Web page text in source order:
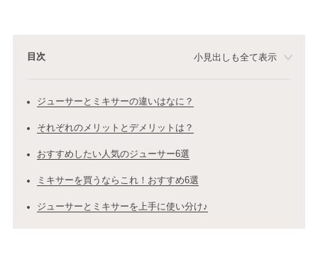
目次 小見出しも全て表示
ジューサーとミキサーの違いはなに？
それぞれのメリットとデメリットは？
おすすめしたい人気のジューサー6選
ミキサーを買うならこれ！おすすめ6選
ジューサーとミキサーを上手に使い分け♪